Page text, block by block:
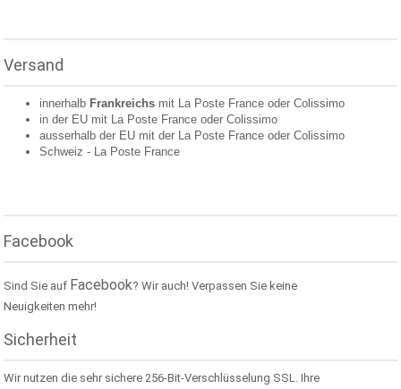
Versand
innerhalb Frankreichs mit La Poste France oderColissimo
in der EU mit La Poste France oderColissimo
ausserhalb der EU mit der La Poste France oderColissimo
Schweiz - La Poste France
Facebook
Sind Sie auf Facebook? Wir auch! Verpassen Sie keine
Neuigkeiten mehr!
Sicherheit
Wir nutzen die sehr sichere 256-Bit-Verschlüsselung SSL. Ihre